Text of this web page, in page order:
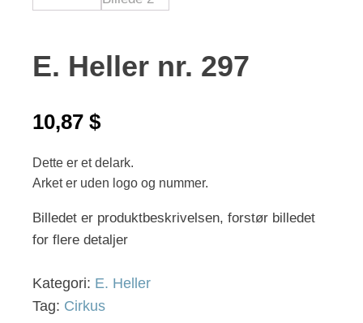
E. Heller nr. 297
10,87 $
Dette er et delark.
Arket er uden logo og nummer.
Billedet er produktbeskrivelsen, forstør billedet
for flere detaljer
Kategori: E. Heller
Tag: Cirkus